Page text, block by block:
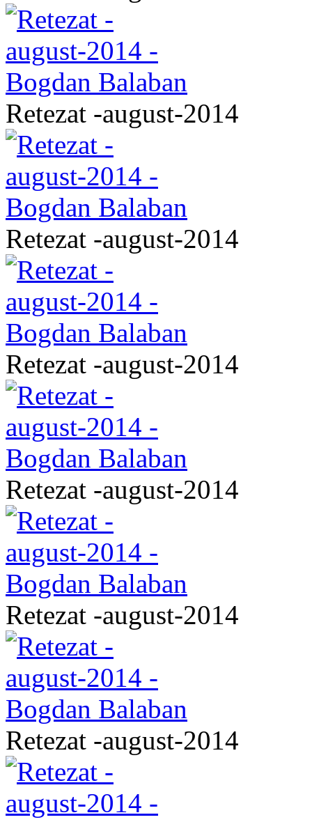
Retezat -august-2014
Retezat -august-2014
Retezat -august-2014
Retezat -august-2014
Retezat -august-2014
Retezat -august-2014